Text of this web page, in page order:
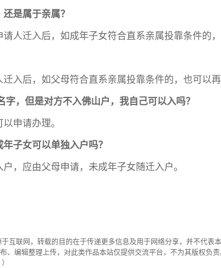
是属于亲属？
人迁入后，如成年子女符合直系亲属投靠条件的
入后，如父母符合直系亲属投靠条件的，也可以
字，但是对方不入佛山户，我自己可以入吗？
申请办理。
子女可以单独入户吗？
，应由父母申请，未成年子女随迁入户。
于互联网，转载的目的在于传递更多信息及用于网络分享，并不代
、编辑整理上传，对此类作品本站仅提供交流平台，不为其版权负